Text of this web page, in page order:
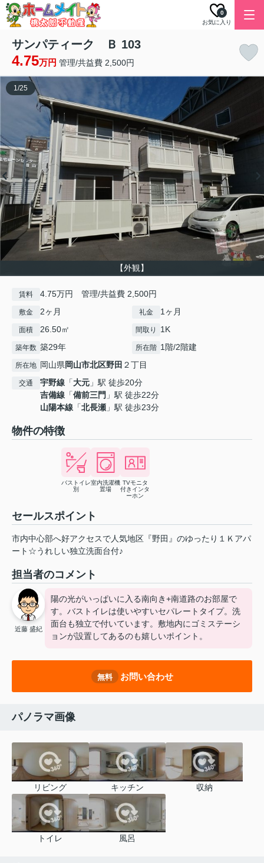
お気に入り
0
サンパティーク Ｂ 103
4.75万円 管理/共益費 2,500円
【外観】
1/25
賃料 4.75万円 管理/共益費 2,500円
敷金 2ヶ月 礼金 1ヶ月
面積 26.50㎡ 間取り 1K
築年数 築29年 所在階 1階/2階建
所在地 岡山県岡山市北区野田 ２丁目
交通 宇野線 「大元 」駅 徒歩20分
吉備線 「備前三門 」駅 徒歩22分
山陽本線 「北長瀬 」駅 徒歩23分
物件の特徴
バストイレ
別
室内洗濯機
置場
TVモニタ
付きインタ
ーホン
セールスポイント
市内中心部へ好アクセスで人気地区『野田』のゆったり１Ｋアパ
ート☆うれしい独立洗面台付♪
担当者のコメント
近藤 盛紀
陽の光がいっぱいに入る南向き+南道路のお部屋で
す。バストイレは使いやすいセパレートタイプ。洗
面台も独立で付いています。敷地内にゴミステーシ
ョンが設置してあるのも嬉しいポイント。
無料 お問い合わせ
パノラマ画像
リビング キッチン 収納
トイレ 風呂